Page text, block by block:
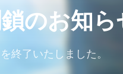
のお知ら
終了いたしました。